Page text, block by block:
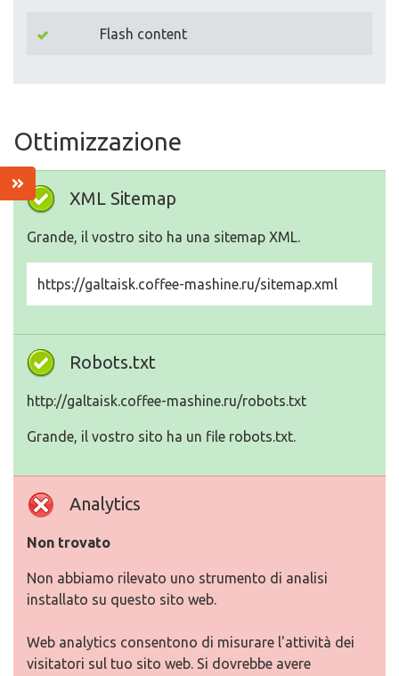
Flash content
Ottimizzazione
XML Sitemap
Grande, il vostro sito ha una sitemap XML.
https://galtaisk.coffee-mashine.ru/sitemap.xml
Robots.txt
http://galtaisk.coffee-mashine.ru/robots.txt
Grande, il vostro sito ha un file robots.txt.
Analytics
Non trovato
Non abbiamo rilevato uno strumento di analisi
installato su questo sito web.
Web analytics consentono di misurare l'attività dei
visitatori sul tuo sito web. Si dovrebbe avere